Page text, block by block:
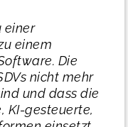
einer
einem
Die
nicht mehr
und dass die
KI-gesteuerte,